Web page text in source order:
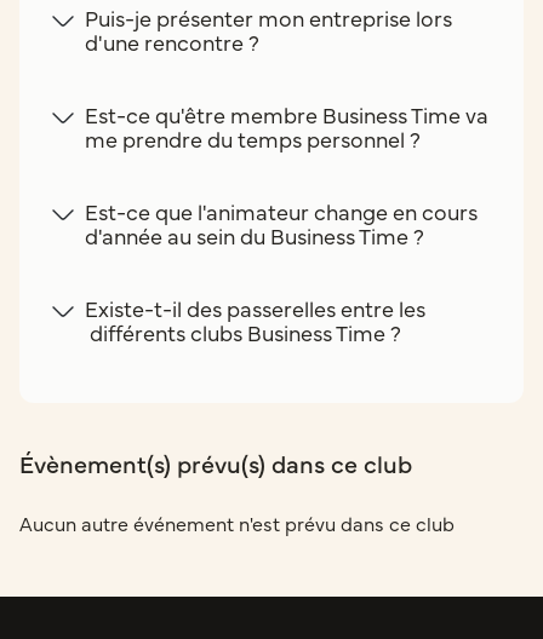
Puis-je présenter mon entreprise lors
d'une rencontre ?
Est-ce qu'être membre Business Time va
me prendre du temps personnel ?
Est-ce que l'animateur change en cours
d'année au sein du Business Time ?
Existe-t-il des passerelles entre les
différents clubs Business Time ?
Évènement(s) prévu(s) dans ce club
Aucun autre événement n'est prévu dans ce club